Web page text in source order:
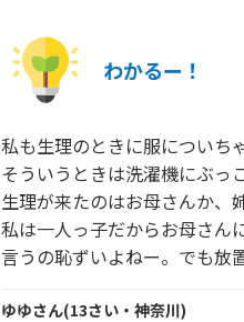
わかるー！
私も生理のときに服につい
そういうときは洗濯機にぶっ
生理が来たのはお母さんか、
私は一人っ子だからお母さん
言うの恥ずいよねー。でも放
ゆゆさん(13さい・ 神奈川)